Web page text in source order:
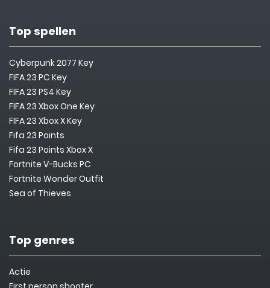
Top spellen
Cyberpunk 2077 Key
FIFA 23 PC Key
FIFA 23 PS4 Key
FIFA 23 Xbox One Key
FIFA 23 Xbox X Key
Fifa 23 Points
Fifa 23 Points Xbox X
Fortnite V-Bucks PC
Fortnite Wonder Outfit
Sea of Thieves
Top genres
Actie